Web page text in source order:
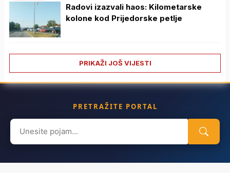
Radovi izazvali haos: Kilometarske
kolone kod Prijedorske petlje
PRIKAŽI JOŠ VIJESTI
PRETRAŽITE PORTAL
Search
for: